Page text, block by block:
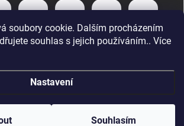
soubory cookie. Dalším procházením
souhlas s jejich používáním.. Více
Nastavení
Souhlasím
s.r.o.. Všechna práva vyhrazena.Upravit